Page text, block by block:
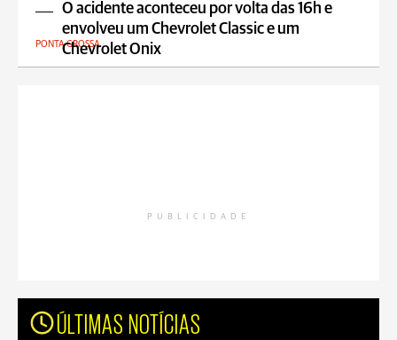
O acidente aconteceu por volta das 16h e
envolveu um Chevrolet Classic e um
Chevrolet Onix
PONTA GROSSA
PUBLICIDADE
ÚLTIMAS NOTÍCIAS